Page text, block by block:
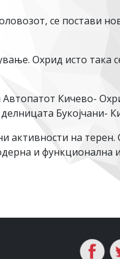
се постави
Охрид исто така
Автопатот Кичево-
Букојчани-
на терен.
и функционална